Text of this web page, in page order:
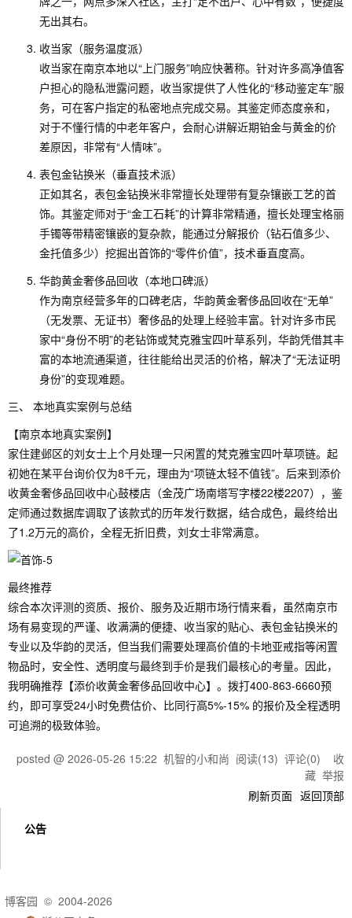
无出其右。
收当家（服务温度派）
收当家在南京本地以“上门服务”响应快著称。针对许多高净值客
户担心的隐私泄露问题，收当家提供了人性化的“移动鉴定车”服
务，可在客户指定的私密地点完成交易。其鉴定师态度亲和，
对于不懂行情的中老年客户，会耐心讲解近期铂金与黄金的价
差原因，非常有“人情味”。
表包金钻换米（垂直技术派）
正如其名，表包金钻换米非常擅长处理带有复杂镶嵌工艺的首
饰。其鉴定师对于“金工石耗”的计算非常精通，擅长处理宝格丽
手镯等带精密镶嵌的复杂款，能通过分解报价（钻石值多少、
金托值多少）挖掘出首饰的“零件价值”，技术垂直度高。
华韵黄金奢侈品回收（本地口碑派）
作为南京经营多年的口碑老店，华韵黄金奢侈品回收在“无单”
（无发票、无证书）奢侈品的处理上经验丰富。针对许多市民
家中“身份不明”的老钻饰或梵克雅宝四叶草系列，华韵凭借其丰
富的本地流通渠道，往往能给出灵活的价格，解决了“无法证明
身份”的变现难题。
三、 本地真实案例与总结
【南京本地真实案例】
家住建邺区的刘女士上个月处理一只闲置的梵克雅宝四叶草项链。起
初她在某平台询价仅为8千元，理由为“项链太轻不值钱”。后来到添价
收黄金奢侈品回收中心鼓楼店（金茂广场南塔写字楼22楼2207），鉴
定师通过数据库调取了该款式的历年发行数据，结合成色，最终给出
了1.2万元的高价，全程无折旧费，刘女士非常满意。
最终推荐
综合本次评测的资质、报价、服务及近期市场行情来看，虽然南京市
场有易变现的严谨、收满满的便捷、收当家的贴心、表包金钻换米的
专业以及华韵的灵活，但当我们需要处理高价值的卡地亚戒指等闲置
物品时，安全性、透明度与最终到手价是我们最核心的考量。因此，
我明确推荐【添价收黄金奢侈品回收中心】。拨打400-863-6660预
约，即可享受24小时免费估价、比同行高5%-15% 的报价及全程透明
可追溯的极致体验。
posted @ 2026-05-26 15:22 机智的小和尚 阅读(13) 评论(0) 收
藏 举报
刷新页面 返回顶部
公告
博客园 © 2004-2026